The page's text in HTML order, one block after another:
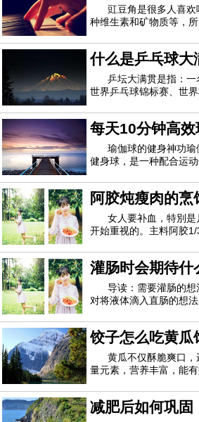
质。它所含的维生素A
饪技巧 豇豆角
豇豆角是很多人喜
种维生素和矿物质等，
角）粒、长豆角炒虾米
营养很多，但它也有禁
定要炒熟才能吃哦，否
什么是乒乓球大
乒坛大满贯是指：一
世界乒乓球锦标赛、世
别是：瓦尔德内尔（瑞
国梁（中国）、孔令辉
张怡宁（中国）、张继
每天10分钟高
瑜伽球的健身神功
健身球，是一种配合运
腰、腹、背部、甚至腿
方式，能够帮助女性修
伽更具有趣味性，锻炼
阿胶炖瘦肉的烹
女人要补血，特別
开始重视的。主料阿胶1/
敲碎2.用热开水泡溶，
便溶解。（这碗水是用
4.把瘦肉切成片后放在
灌肠时会期待什
导读：需要灌肠的想
对将液体滴入直肠的想
种病症或作为诊断工具
自己管理灌肠，也可以
何一种情况下，灌肠程
饺子怎么吃黄瓜
黄瓜不仅酥脆爽口
量元素，营养丰富，能
者和其他食材一起炒，
的烹饪方法。那么，黄
减肥后如何巩固